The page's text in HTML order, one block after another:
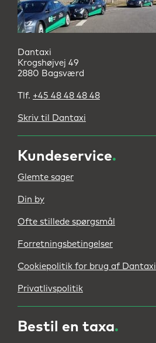
Dantaxi
Krogshøjvej 49
2880 Bagsværd
Tlf. +45 48 48 48 48
Skriv til Dantaxi
Kundeservice.
Glemte sager
Din by
Ofte stillede spørgsmål
Forretningsbetingelser
Cookiepolitik for brug af Dantaxi
Privatlivspolitik
Bestil en taxa.